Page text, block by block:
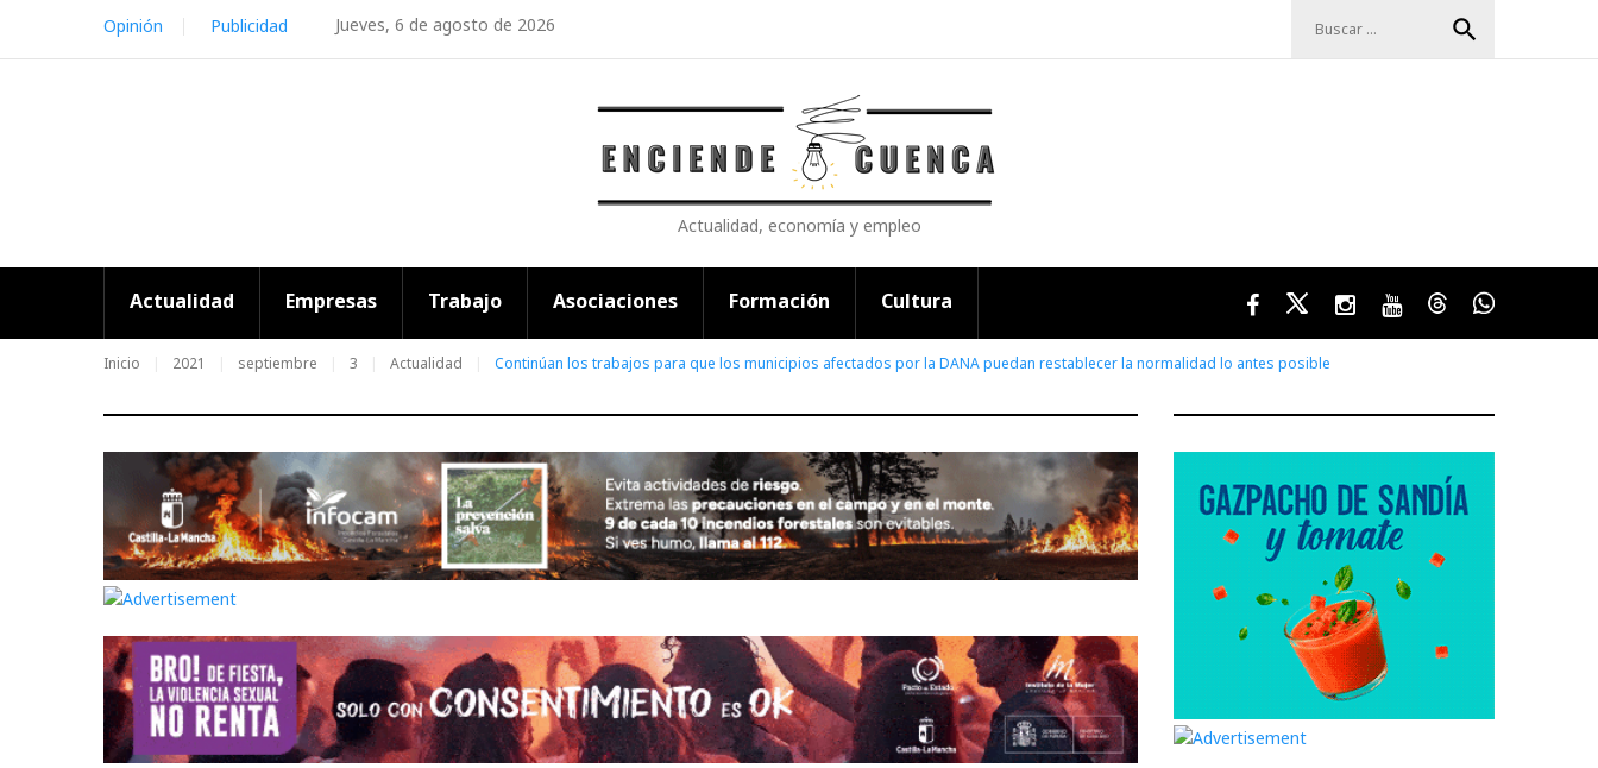
content
Jueves, 6 de agosto de 2026
Opinión Publicidad search
Actualidad, economía y empleo
Actualidad Empresas Trabajo Asociaciones Formación Cultura
FacebookTwitterInstagramYoutubeThreadsWhatsApp
Inicio 2021 septiembre 3 Actualidad Continúan los trabajos para que los municipios afectados por la DANA puedan restablecer la normalidad lo antes posible